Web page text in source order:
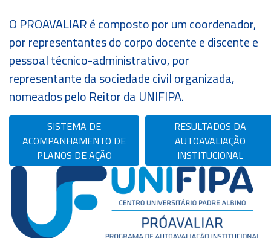
WebmailIntranet
O PROAVALIAR é composto por um coordenador,
por representantes do corpo docente e discente e
pessoal técnico-administrativo, por
representante da sociedade civil organizada,
nomeados pelo Reitor da UNIFIPA.
SISTEMA DE
ACOMPANHAMENTO DE
PLANOS DE AÇÃO
RESULTADOS DA
AUTOAVALIAÇÃO
INSTITUCIONAL